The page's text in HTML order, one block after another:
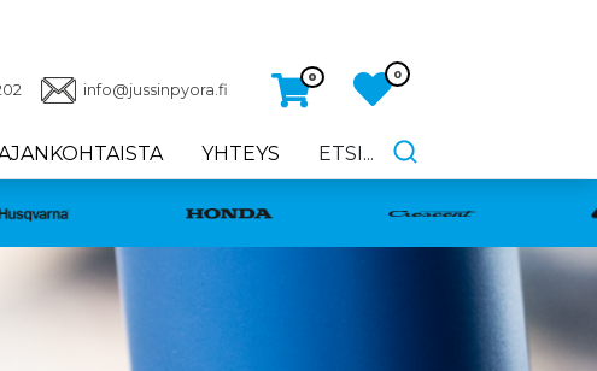
info@jussinpyora.fi
0 0
YHTEYS ETSI...